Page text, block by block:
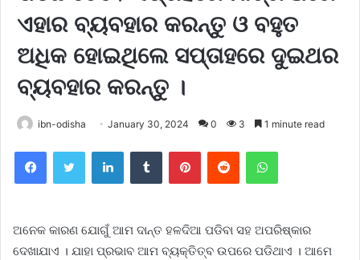
ଏହାର ବ୍ୟବହାର କରନ୍ତୁ ଓ ବହୁତ
ଅଧିକ ହୋଇଥିଲେ ସପ୍ତାହରେ ଦୁଇଥର
ବ୍ୟବହାର କରନ୍ତୁ ।
ibn-odisha January 30, 2024 0 3 1 minute read
FacebookTwitter LinkedInTumblr PinterestReddit WhatsApp
ଅନେକ କାରଣ ଯୋଗୁଁ ଆମ ଦାନ୍ତ ହଳଦିଆ ପଡିବା ସହ ଅପରିଷ୍କାର
ଦେଖାଯାଏ । ଯାହା ପ୍ରଭାବ ଆମ ବ୍ୟକ୍ତିତ୍ବ ଉପରେ ପଡିଥାଏ । ଆମେ